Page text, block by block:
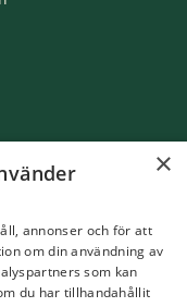
×
annonser och för att
om din användning av
som kan
du har tillhandahållit